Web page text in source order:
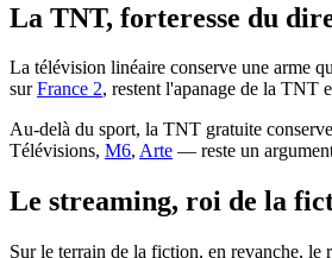
La TNT, forteresse du
La télévision linéaire conserve une arme
surFrance 2, restent l'apanage de la TNT
Au-delà du sport, la TNT gratuite
Télévisions, M6, Arte — reste un
Le streaming, roi de la
Sur le terrain de la fiction, en revanche, le